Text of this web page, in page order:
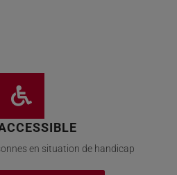
en situation de handicap